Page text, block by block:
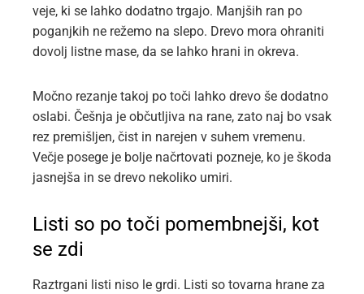
veje, ki se lahko dodatno trgajo. Manjših ran po
poganjkih ne režemo na slepo. Drevo mora ohraniti
dovolj listne mase, da se lahko hrani in okreva.
Močno rezanje takoj po toči lahko drevo še dodatno
oslabi. Češnja je občutljiva na rane, zato naj bo vsak
rez premišljen, čist in narejen v suhem vremenu.
Večje posege je bolje načrtovati pozneje, ko je škoda
jasnejša in se drevo nekoliko umiri.
Listi so po toči pomembnejši, kot
se zdi
Raztrgani listi niso le grdi. Listi so tovarna hrane za